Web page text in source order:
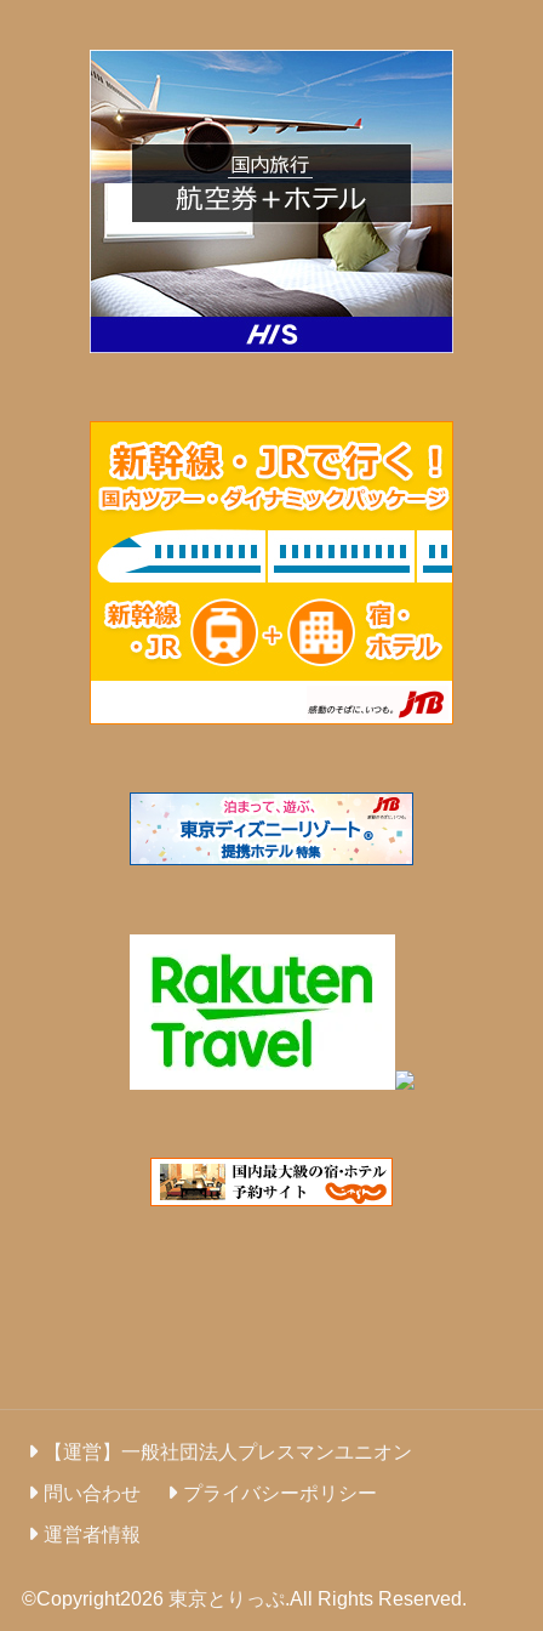
【運営】一般社団法人プレスマンユニオン
問い合わせ
プライバシーポリシー
運営者情報
©Copyright2026 東京とりっぷ.All Rights Reserved.